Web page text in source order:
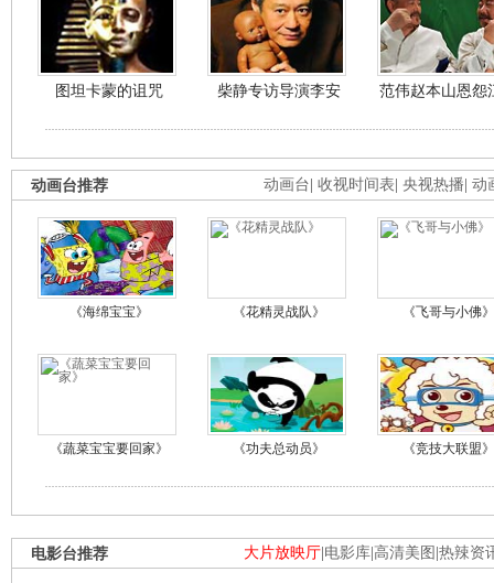
图坦卡蒙的诅咒 柴静专访导演李安 范伟赵本山恩怨
动画台 收视时间表 央视热播 动
动画台推荐
《海绵宝宝》 《花精灵战队》 《飞哥与小佛》
《蔬菜宝宝要回家》 《功夫总动员》 《竞技大联盟》
大片放映厅 电影库 高清美图 热辣资
电影台推荐